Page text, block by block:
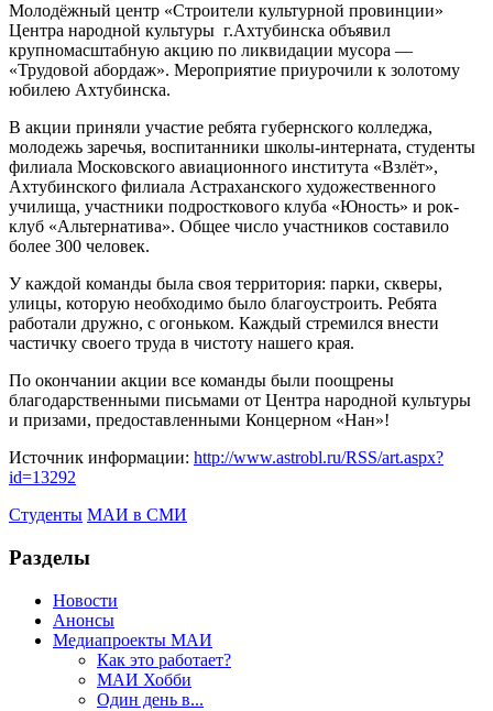
Молодёжный центр «Строители культурной провинции»
Центра народной культуры г.Ахтубинска объявил
крупномасштабную акцию по ликвидации мусора —
«Трудовой абордаж». Мероприятие приурочили к золотому
юбилею Ахтубинска.
В акции приняли участие ребята губернского колледжа,
молодежь заречья, воспитанники школы-интерната, студенты
филиала Московского авиационного института «Взлёт»,
Ахтубинского филиала Астраханского художественного
училища, участники подросткового клуба «Юность» и рок-
клуб «Альтернатива». Общее число участников составило
более 300 человек.
У каждой команды была своя территория: парки, скверы,
улицы, которую необходимо было благоустроить. Ребята
работали дружно, с огоньком. Каждый стремился внести
частичку своего труда в чистоту нашего края.
По окончании акции все команды были поощрены
благодарственными письмами от Центра народной культуры
и призами, предоставленными Концерном «Нан»!
Источник информации: http://www.astrobl.ru/RSS/art.aspx?
id=13292
Студенты МАИ в СМИ
Разделы
Новости
Анонсы
Медиапроекты МАИ
Как это работает?
МАИ Хобби
Один день в...